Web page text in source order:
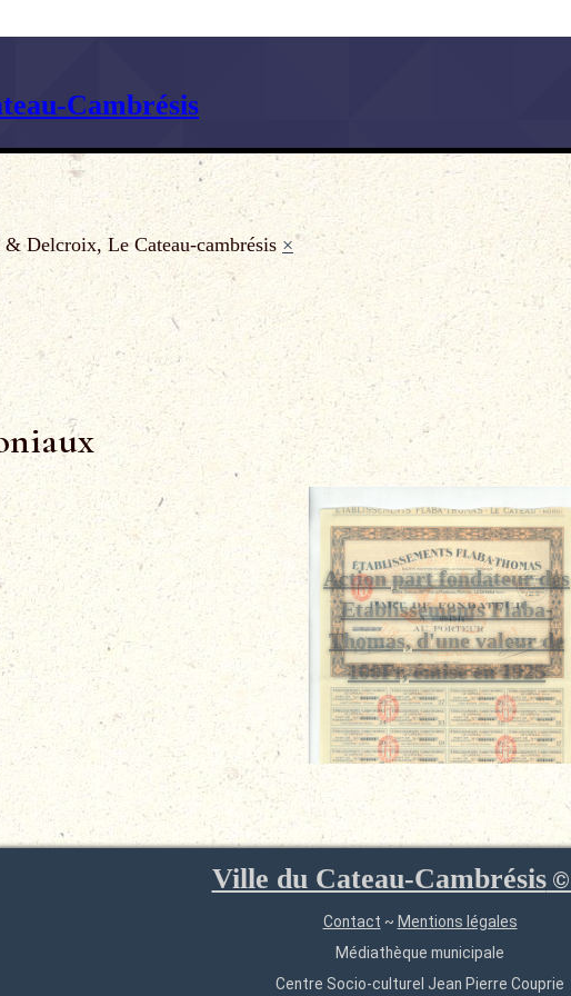
Cambrésis
& Delcroix, Le Cateau-cambrésis ×
Action part fondateur des
Etablissements Flaba-
Thomas, d'une valeur de
100Fr, émise en 1925
Ville du Cateau-Cambrésis©
Contact ~ Mentions légales
Médiathèque municipale
Centre Socio-culturel Jean Pierre Couprie